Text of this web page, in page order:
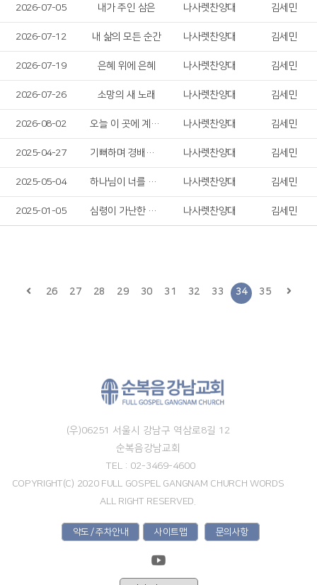
2026-07-05 내가 주인 삼은 나사렛찬양대 김세민
2026-07-12 내 삶의 모든 순간 나사렛찬양대 김세민
2026-07-19 은혜 위에 은혜 나사렛찬양대 김세민
2026-07-26 소망의 새 노래 나사렛찬양대 김세민
2026-08-02 오늘 이 곳에 계신 성령님 나사렛찬양대 김세민
2025-04-27 기뻐하며 경배하세 나사렛찬양대 김세민
2025-05-04 하나님이 너를 엄청 사랑하신대 나사렛찬양대 김세민
2025-01-05 심령이 가난한 자는 나사렛찬양대 김세민
26 27 28 29 30 31 32 33 34 35
(우)06251 서울시 강남구 역삼로8길 12
순복음강남교회
TEL : 02-3469-4600
COPYRIGHT(C) 2020 FULL GOSPEL GANGNAM CHURCH WORDS
ALL RIGHT RESERVED.
약도 / 주차안내 사이트맵 문의사항